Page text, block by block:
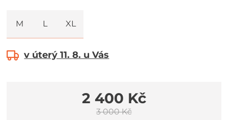
M L XL
v úterý 11. 8. u Vás
2 400 Kč
3 000 Kč